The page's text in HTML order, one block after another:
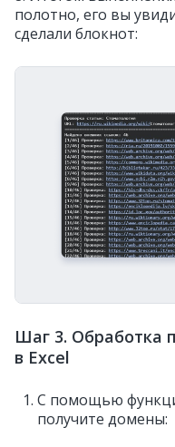
полотно, его вы
сделали блокнот:
Шаг 3. Обработка
в Excel
С помощью
получите домены: